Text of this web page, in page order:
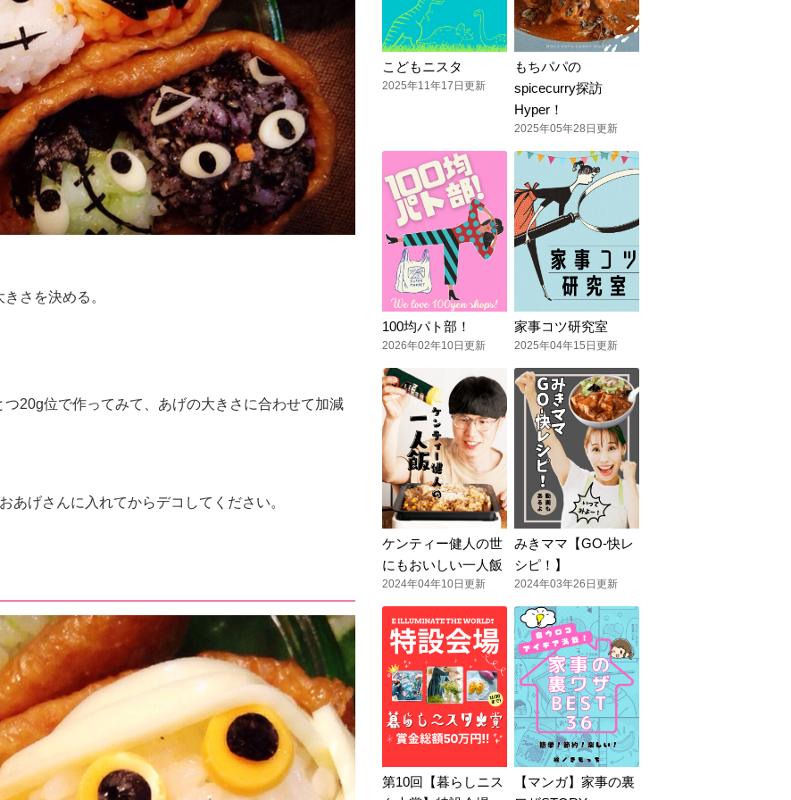
さを決める。
20g位で作ってみて、あげの大きさに合わせて加減
あげさんに入れてからデコしてください。
こどもニスタ
2025年11年17日更新
もちパパの
spicecurry探訪
Hyper！
2025年05年28日更新
100均パト部！
2026年02年10日更新
家事コツ研究室
2025年04年15日更新
ケンティー健人の世
にもおいしい一人飯
2024年04年10日更新
みきママ【GO-快レ
シピ！】
2024年03年26日更新
第10回【暮らしニス
【マンガ】家事の裏